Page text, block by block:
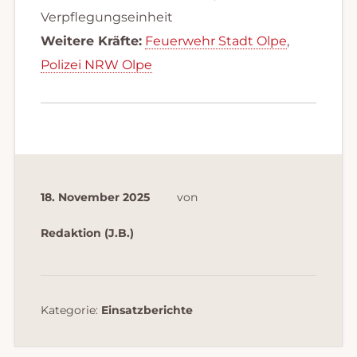
Verpflegungseinheit
Weitere Kräfte: Feuerwehr Stadt Olpe,
Polizei NRW Olpe
18. November 2025 von
Redaktion (J.B.)
Kategorie: Einsatzberichte